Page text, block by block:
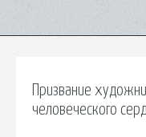
Призвание
человеческого